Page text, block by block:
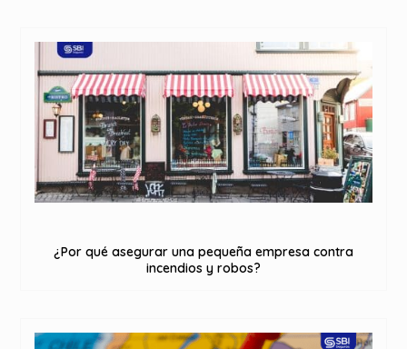
¿Por qué asegurar una pequeña empresa contra
incendios y robos?